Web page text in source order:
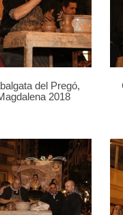
del Pregó,
2018